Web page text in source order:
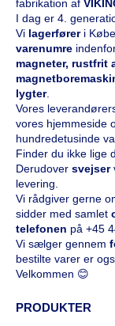
fabrikation af
I dag er 4.
Vi lagerfører i
varenumre
magneter, rustfrit
lygter.
Vores
vores hjemmeside
hundredetusinde
Finder du ikke lige
Derudover svejser
levering.
Vi rådgiver gerne
sidder med samlet
telefonen på +45
Vi sælger gennem
bestilte varer er
Velkommen 😊
PRODUKTER